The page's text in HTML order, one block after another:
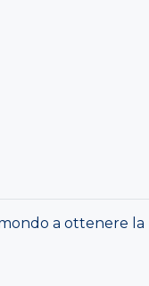
a ottenere la